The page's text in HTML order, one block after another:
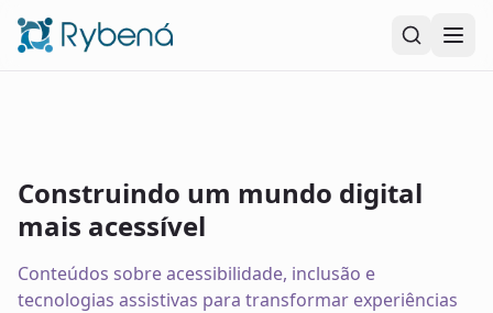
Pular para o conteúdo principal
Construindo um mundo digital
mais acessível
Conteúdos sobre acessibilidade, inclusão e
tecnologias assistivas para transformar experiências